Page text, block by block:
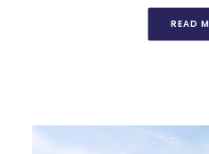
READ